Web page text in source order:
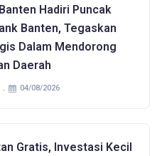
Hadiri Puncak
Banten, Tegaskan
Dalam Mendorong
Daerah
04/08/2026
Gratis, Investasi Kecil